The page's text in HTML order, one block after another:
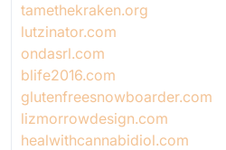
tamethekraken.org
lutzinator.com
ondasrl.com
blife2016.com
glutenfreesnowboarder.com
lizmorrowdesign.com
healwithcannabidiol.com